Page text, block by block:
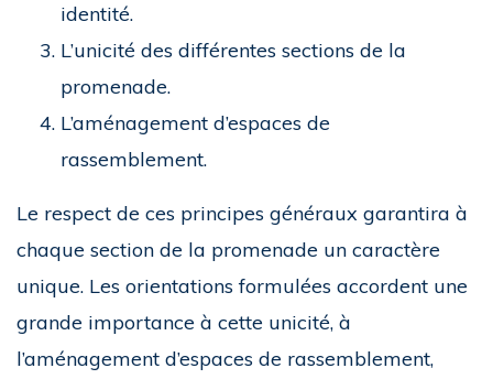
identité.
L’unicité des différentes sections de la
promenade.
L’aménagement d’espaces de
rassemblement.
Le respect de ces principes généraux garantira à
chaque section de la promenade un caractère
unique. Les orientations formulées accordent une
grande importance à cette unicité, à
l’aménagement d’espaces de rassemblement,